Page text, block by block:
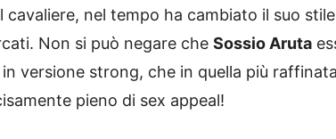
cavaliere, nel tempo ha cambiato il suo
Non si può negare che Sossio Aruta
in versione strong, che in quella più
pieno di sex appeal!